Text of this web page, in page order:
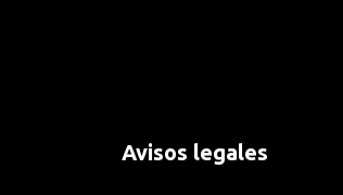
Avisos legales